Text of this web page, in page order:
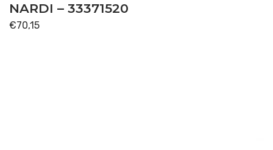
NARDI – 33371520
€70,15